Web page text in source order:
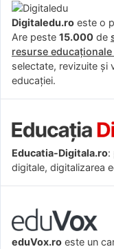
Digitaledu.ro este o
Are peste 15.000 de
resurse
selectate, revizuite și
educației.
Educatia-Digitala.ro:
digitale, digitalizarea
eduVox.ro este un